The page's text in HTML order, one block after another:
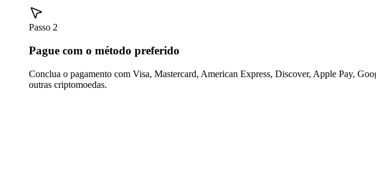
Passo 2
Pague com o método preferido
Conclua o pagamento com Visa, Mastercard, American Express, Discover, Apple Pay,
outras criptomoedas.